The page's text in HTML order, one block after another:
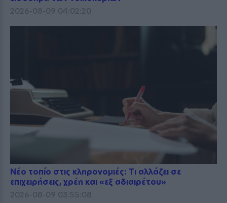
2026-08-09 04:02:20
Νέο τοπίο στις κληρονομιές: Τι αλλάζει σε
επιχειρήσεις, χρέη και «εξ αδιαιρέτου»
2026-08-09 03:55:08